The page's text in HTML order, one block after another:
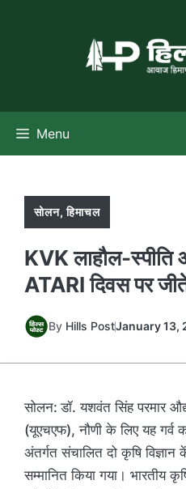
Menu
सोलन,हिमाचल
KVK लाहौल-
ATARI दिवस पर
By Hills PostJanuary 13,
सोलन: डॉ. यशवंत सिंह परमार
(यूएचएफ), नौणी के लिए यह गर्व
अंतर्गत संचालित दो कृषि
सम्मानित किया गया। भारतीय